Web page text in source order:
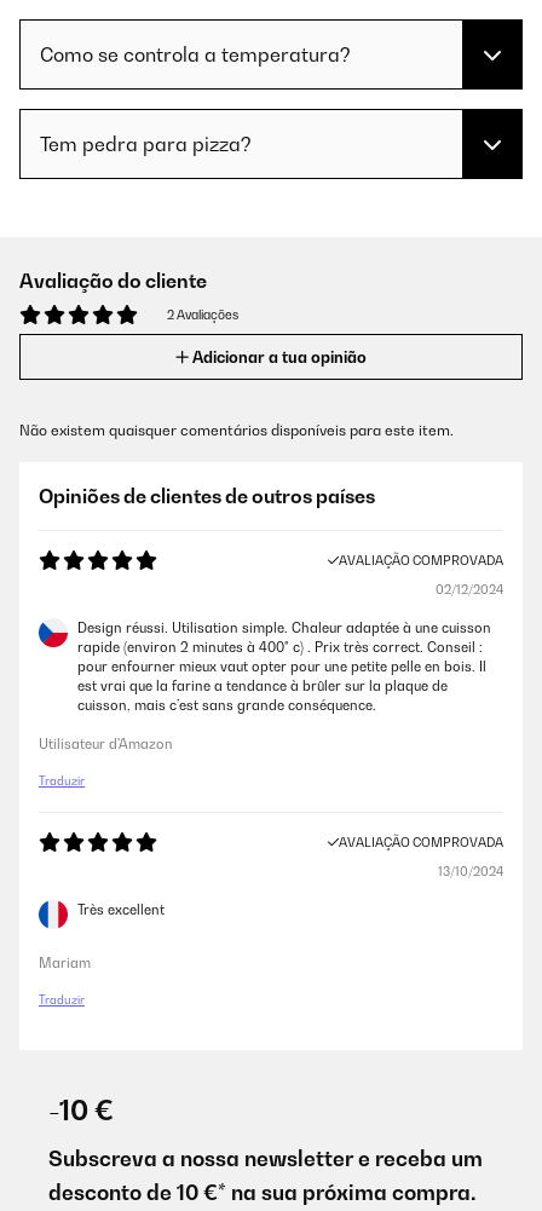
Como se controla a temperatura?
Tem pedra para pizza?
Avaliação do cliente
2 Avaliações
Adicionar a tua opinião
Não existem quaisquer comentários disponíveis para este item.
Opiniões de clientes de outros países
AVALIAÇÃO COMPROVADA
02/12/2024
Design réussi. Utilisation simple. Chaleur adaptée à une cuisson
rapide (environ 2 minutes à 400° c) . Prix très correct. Conseil :
pour enfourner mieux vaut opter pour une petite pelle en bois. Il
est vrai que la farine a tendance à brûler sur la plaque de
cuisson, mais c’est sans grande conséquence.
Utilisateur d'Amazon
Traduzir
AVALIAÇÃO COMPROVADA
13/10/2024
Très excellent
Mariam
Traduzir
-10 €
Subscreva a nossa newsletter e receba um
desconto de 10 €* na sua próxima compra.